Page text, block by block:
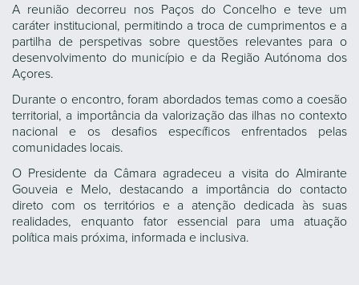
A reunião decorreu nos Paços do Concelho e teve um
caráter institucional, permitindo a troca de cumprimentos e a
partilha de perspetivas sobre questões relevantes para o
desenvolvimento do município e da Região Autónoma dos
Açores.
Durante o encontro, foram abordados temas como a coesão
territorial, a importância da valorização das ilhas no contexto
nacional e os desafios específicos enfrentados pelas
comunidades locais.
O Presidente da Câmara agradeceu a visita do Almirante
Gouveia e Melo, destacando a importância do contacto
direto com os territórios e a atenção dedicada às suas
realidades, enquanto fator essencial para uma atuação
política mais próxima, informada e inclusiva.